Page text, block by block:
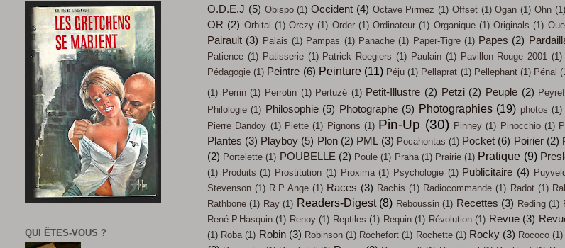
O.D.E.J (5) Obispo (1) Occident (4) Octave Pirmez (1) Offset (1) Ogan (1) Ohn (1)
OR (2) Orbital (1) Orczy (1) Order (1) Ordinateur (1) Organique (1) Originals (1)
Pairault (3) Palais (1) Pampas (1) Panache (1) Paper-Tigre (1) Papes (2)
Patience (1) Patisserie (1) Patrick Roegiers (1) Paulain (1) Pavillon Rouge 2001 (1)
Pédagogie (1) Peintre (6) Peinture (11) Péju (1) Pellaprat (1) Pellephant (1) Pénal
(1) Perrin (1) Perrotin (1) Pertuzé (1) Petit-Illustre (2) Petzi (2) Peuple (2)
Philologie (1) Philosophie (5) Photographe (5) Photographies (19) photos (1)
Pierre Dandoy (1) Piette (1) Pignons (1) Pin-Up (30) Pinney (1) Pinocchio (1)
Plantes (3) Playboy (5) Plon (2) PML (3) Pocahontas (1) Pocket (6) Poirier (2)
(2) Portelette (1) POUBELLE (2) Poule (1) Praha (1) Prairie (1) Pratique (9)
(1) Produits (1) Prostitution (1) Proxima (1) Psychologie (1) Publicitaire (4)
Stevenson (1) R.P Ange (1) Races (3) Rachis (1) Radiocommande (1) Radot (1)
Rathbone (1) Ray (1) Readers-Digest (8) Reboussin (1) Recettes (3) Reding (1)
René-P.Hasquin (1) Renoy (1) Reptiles (1) Requin (1) Révolution (1) Revue (3)
(1) Roba (1) Robin (3) Robinson (1) Rochefort (1) Rochette (1) Rocky (3) Rococo (1)
QUI ÊTES-VOUS ?